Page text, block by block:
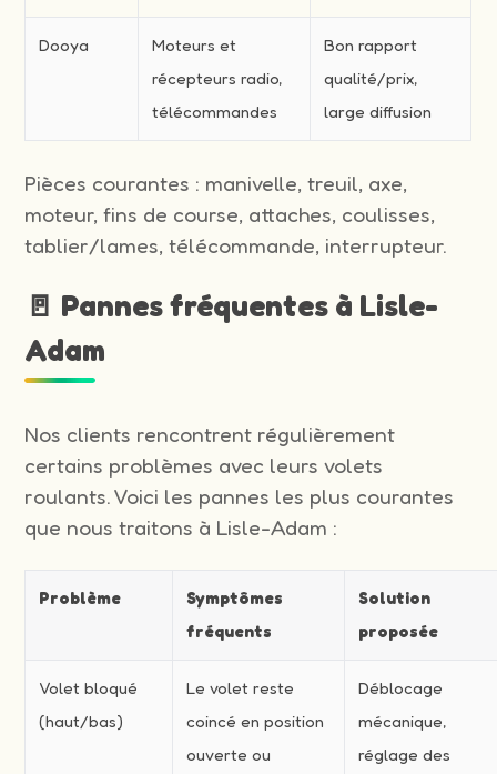
Dooya
Moteurs et
récepteurs radio,
télécommandes
Bon rapport
qualité/prix,
large diffusion
Pièces courantes : manivelle, treuil, axe,
moteur, fins de course, attaches, coulisses,
tablier/lames, télécommande, interrupteur.
🚪 Pannes fréquentes à Lisle-
Adam
Nos clients rencontrent régulièrement
certains problèmes avec leurs volets
roulants. Voici les pannes les plus courantes
que nous traitons à Lisle-Adam :
Problème
Symptômes
fréquents
Solution
proposée
Volet bloqué
(haut/bas)
Le volet reste
coincé en position
ouverte ou
Déblocage
mécanique,
réglage des